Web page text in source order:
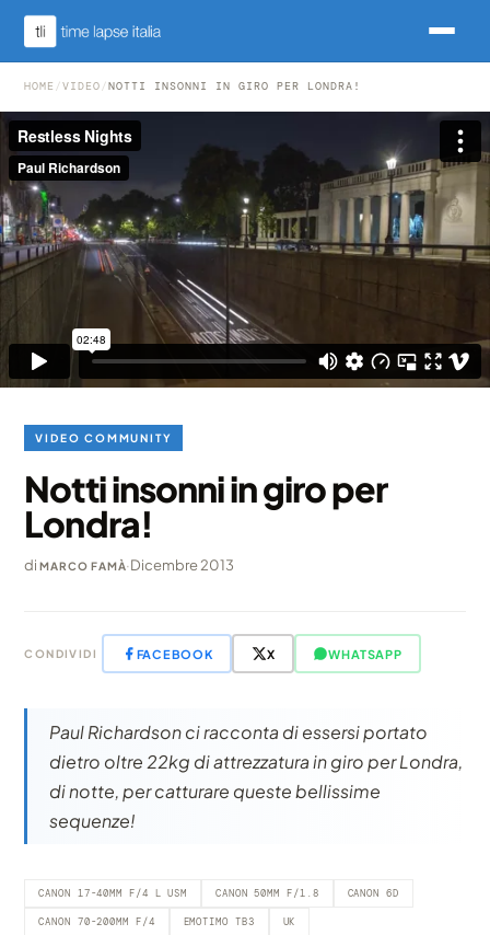
HOME /VIDEO /NOTTI INSONNI IN GIRO PER LONDRA!
VIDEO COMMUNITY
Notti insonni in giro per
Londra!
diMARCO FAMÀ·Dicembre 2013
CONDIVIDI FACEBOOK X WHATSAPP
Paul Richardson ci racconta di essersi portato
dietro oltre 22kg di attrezzatura in giro per Londra,
di notte, per catturare queste bellissime
sequenze!
CANON 17-40MM F/4 L USM CANON 50MM F/1.8 CANON 6D
CANON 70-200MM F/4 EMOTIMO TB3 UK